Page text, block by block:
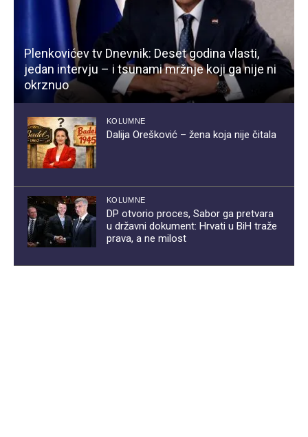
Plenkovićev tv Dnevnik: Deset godina vlasti,
jedan intervju – i tsunami mržnje koji ga nije ni
okrznuo
KOLUMNE
Dalija Orešković – žena koja nije čitala
KOLUMNE
DP otvorio proces, Sabor ga pretvara
u državni dokument: Hrvati u BiH traže
prava, a ne milost